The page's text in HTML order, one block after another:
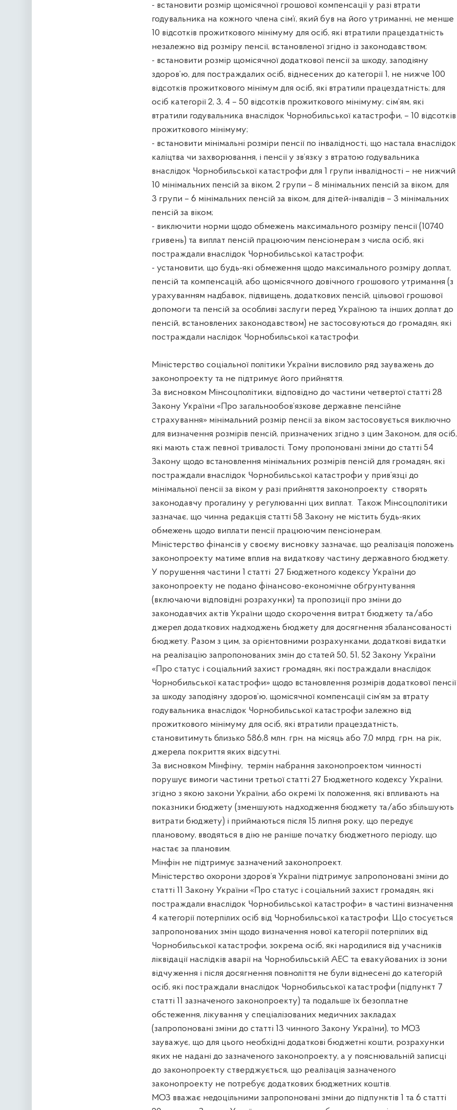
- встановити розмір щомісячної грошової компенсації у разі втрати
годувальника на кожного члена сім’ї, який був на його утриманні, не менше
10 відсотків прожиткового мінімуму для осіб, які втратили працездатність
незалежно від розміру пенсії, встановленої згідно із законодавством;
- встановити розмір щомісячної додаткової пенсії за шкоду, заподіяну
здоров’ю, для постраждалих осіб, віднесених до категорії 1, не нижче 100
відсотків прожиткового мінімум для осіб, які втратили працездатність; для
осіб категорії 2, 3, 4 – 50 відсотків прожиткового мінімуму; сім’ям, які
втратили годувальника внаслідок Чорнобильської катастрофи, – 10 відсотків
прожиткового мінімуму;
- встановити мінімальні розміри пенсії по інвалідності, що настала внаслідок
каліцтва чи захворювання, і пенсії у зв’язку з втратою годувальника
внаслідок Чорнобильської катастрофи для 1 групи інвалідності – не нижчий
10 мінімальних пенсій за віком, 2 групи – 8 мінімальних пенсій за віком, для
3 групи – 6 мінімальних пенсій за віком, для дітей-інвалідів – 3 мінімальних
пенсій за віком;
- виключити норми щодо обмежень максимального розміру пенсії (10740
гривень) та виплат пенсій працюючим пенсіонерам з числа осіб, які
постраждали внаслідок Чорнобильської катастрофи;
- установити, що будь-які обмеження щодо максимального розміру доплат,
пенсій та компенсацій, або щомісячного довічного грошового утримання (з
урахуванням надбавок, підвищень, додаткових пенсій, цільової грошової
допомоги та пенсій за особливі заслуги перед Україною та інших доплат до
пенсій, встановлених законодавством) не застосовуються до громадян, які
постраждали наслідок Чорнобильської катастрофи.
Міністерство соціальної політики України висловило ряд зауважень до
законопроекту та не підтримує його прийняття.
За висновком Мінсоцполітики, відповідно до частини четвертої статті 28
Закону України «Про загальнообов’язкове державне пенсійне
страхування» мінімальний розмір пенсії за віком застосовується виключно
для визначення розмірів пенсій, призначених згідно з цим Законом, для осіб,
які мають стаж певної тривалості. Тому пропоновані зміни до статті 54
Закону щодо встановлення мінімальних розмірів пенсій для громадян, які
постраждали внаслідок Чорнобильської катастрофи у прив’язці до
мінімальної пенсії за віком у разі прийняття законопроекту створять
законодавчу прогалину у регулюванні цих виплат. Також Мінсоцполітики
зазначає, що чинна редакція статті 58 Закону не містить будь-яких
обмежень щодо виплати пенсії працюючим пенсіонерам.
Міністерство фінансів у своєму висновку зазначає, що реалізація положень
законопроекту матиме вплив на видаткову частину державного бюджету.
У порушення частини 1 статті 27 Бюджетного кодексу України до
законопроекту не подано фінансово-економічне обґрунтування
(включаючи відповідні розрахунки) та пропозиції про зміни до
законодавчих актів України щодо скорочення витрат бюджету та/або
джерел додаткових надходжень бюджету для досягнення збалансованості
бюджету. Разом з цим, за орієнтовними розрахунками, додаткові видатки
на реалізацію запропонованих змін до статей 50, 51, 52 Закону України
«Про статус і соціальний захист громадян, які постраждали внаслідок
Чорнобильської катастрофи» щодо встановлення розмірів додаткової пенсії
за шкоду заподіяну здоров’ю, щомісячної компенсації сім’ям за втрату
годувальника внаслідок Чорнобильської катастрофи залежно від
прожиткового мінімуму для осіб, які втратили працездатність,
становитимуть близько 586,8 млн. грн. на місяць або 7,0 млрд. грн. на рік,
джерела покриття яких відсутні.
За висновком Мінфіну, термін набрання законопроектом чинності
порушує вимоги частини третьої статті 27 Бюджетного кодексу України,
згідно з якою закони України, або окремі їх положення, які впливають на
показники бюджету (зменшують надходження бюджету та/або збільшують
витрати бюджету) і приймаються після 15 липня року, що передує
плановому, вводяться в дію не раніше початку бюджетного періоду, що
настає за плановим.
Мінфін не підтримує зазначений законопроект.
Міністерство охорони здоров’я України підтримує запропоновані зміни до
статті 11 Закону України «Про статус і соціальний захист громадян, які
постраждали внаслідок Чорнобильської катастрофи» в частині визначення
4 категорії потерпілих осіб від Чорнобильської катастрофи. Що стосується
запропонованих змін щодо визначення нової категорії потерпілих від
Чорнобильської катастрофи, зокрема осіб, які народилися від учасників
ліквідації наслідків аварії на Чорнобильській АЕС та евакуйованих із зони
відчуження і після досягнення повноліття не були віднесені до категорій
осіб, які постраждали внаслідок Чорнобильської катастрофи (підпункт 7
статті 11 зазначеного законопроекту) та подальше їх безоплатне
обстеження, лікування у спеціалізованих медичних закладах
(запропоновані зміни до статті 13 чинного Закону України), то МОЗ
зауважує, що для цього необхідні додаткові бюджетні кошти, розрахунки
яких не надані до зазначеного законопроекту, а у пояснювальній записці
до законопроекту стверджується, що реалізація зазначеного
законопроекту не потребує додаткових бюджетних коштів.
МОЗ вважає недоцільними запропоновані зміни до підпунктів 1 та 6 статті